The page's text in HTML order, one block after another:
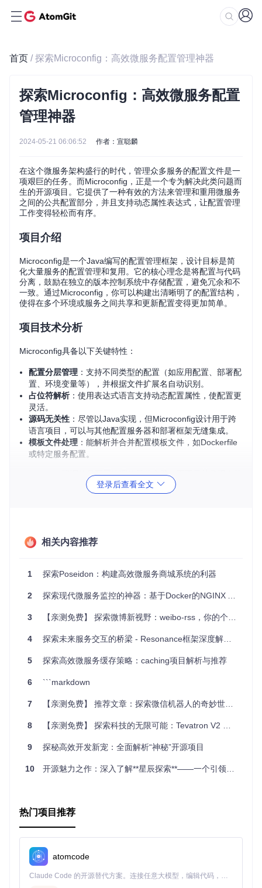
首页 / 探索Microconfig：高效微服务配置管理神器
探索Microconfig：高效微服务配置
管理神器
2024-05-21 06:06:52 作者：宣聪麟
在这个微服务架构盛行的时代，管理众多服务的配置文件是一
项艰巨的任务。而Microconfig，正是一个专为解决此类问题而
生的开源项目。它提供了一种有效的方法来管理和重用微服务
之间的公共配置部分，并且支持动态属性表达式，让配置管理
工作变得轻松而有序。
项目介绍
Microconfig是一个Java编写的配置管理框架，设计目标是简
化大量服务的配置管理和复用。它的核心理念是将配置与代码
分离，鼓励在独立的版本控制系统中存储配置，避免冗余和不
一致。通过Microconfig，你可以构建出清晰明了的配置结构，
使得在多个环境或服务之间共享和更新配置变得更加简单。
项目技术分析
Microconfig具备以下关键特性：
配置分层管理 ：支持不同类型的配置（如应用配置、部署配
置、环境变量等），并根据文件扩展名自动识别。
占位符解析：使用表达式语言支持动态配置属性，使配置更
灵活。
源码无关性 ：尽管以Java实现，但Microconfig设计用于跨
语言项目，可以与其他配置服务器和部署框架无缝集成。
模板文件处理 ：能解析并合并配置模板文件，如Dockerfile
或特定服务配置。
Microconfig强调的是配置管理的最佳实践，而不是替代现有的
DevOps工具，如Consul或Ansible。它可以作为这些工具的补
充，集中处理配置组织和转换，提高效率和可维护性。
Microconfig适用于任何有大量微服务需要统一管理配置的项
多环境配置管理：快速在开发、测试和生产环境间切换配
大型项目协作：确保团队成员遵循统一的配置规范，降低沟
自动化部署：结合CI/CD流程，在部署时自动生成和分布配
置。
资源共享：减少重复配置，提升代码整洁度和一致性。
配置文件，清晰易懂。
息。
版本控制友好：鼓励使用VCS存放配置，便于跟踪变更历
史。
oconfig绝对值得尝试。现在就加入我们的社区，开始你的微服
务配置管理之旅吧！
登录后查看全文
相关内容推荐
1 探索Poseidon：构建高效微服务商城系统的利器
2 探索现代微服务监控的神器：基于Docker的NGINX Amplify Agent
3 【亲测免费】 探索微博新视野：weibo-rss，你的个性化微博订阅神器！
4 探索未来服务交互的桥梁 - Resonance框架深度解析与推荐
5 探索高效微服务缓存策略：caching项目解析与推荐
6 ```markdown
7 【亲测免费】 推荐文章：探索微信机器人的奇妙世界 —— WeBot 开源项目解析
8 【亲测免费】 探索科技的无限可能：Tevatron V2 —— 高效大规模神经检索工具
9 探秘高效开发新宠：全面解析“神秘”开源项目
10 开源魅力之作：深入了解**星辰探索**——一个引领技术潮流的全方位数据分析平台
热门项目推荐
atomcode
Claude Code 的开源替代方案。连接任意大模型，编辑代码，运行命令，自动验证 — 全自动执行。用 Rust 构建，极致性能。 ｜ An open-source alternative to Claude Code. Connect any LLM, edit code, run commands, and verify changes — autonomously. Built in Rust for speed. Get Started